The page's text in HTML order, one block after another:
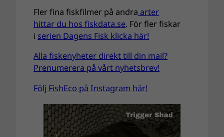
Fler fina fiskfilmer på andra arter
hittar du hos fiskdata.se. För fler fiskar
i serien Dagens Fisk klicka här!
Alla fiskenyheter direkt till din mail?
Prenumerera på vårt nyhetsbrev!
Följ FishEco på Instagram här!